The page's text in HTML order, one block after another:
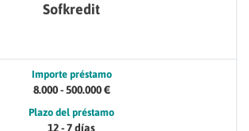
Sofkredit
Importe préstamo
8.000 - 500.000 €
Plazo del préstamo
12 - 7 días